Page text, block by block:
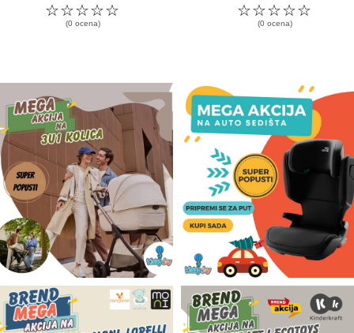
☆
☆
☆
☆
☆
(0 ocena)
☆
☆
☆
☆
☆
(0 ocena)